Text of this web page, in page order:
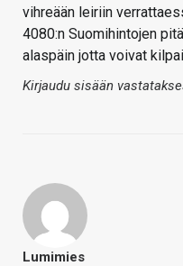
vihreään leiriin
4080:n Suomihintojen
alaspäin jotta voivat
Kirjaudu sisään
Lumimies